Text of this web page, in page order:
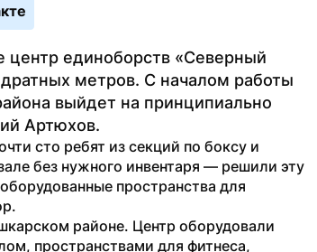
центр единоборств «Северный
метров. С началом работы
выйдет на принципиально
Артюхов.
сто ребят из секций по боксу и
без нужного инвентаря — решили эту
пространства для
районе. Центр оборудовали
пространствами для фитнеса,